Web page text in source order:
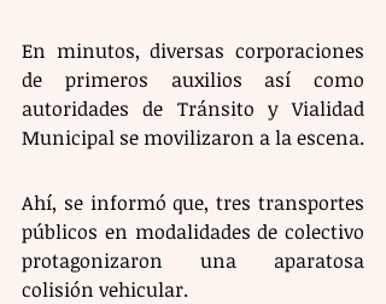
En minutos, diversas corporaciones
de primeros auxilios así como
autoridades de Tránsito y Vialidad
Municipal se movilizaron a la escena.
Ahí, se informó que, tres transportes
públicos en modalidades de colectivo
protagonizaron una aparatosa
colisión vehicular.